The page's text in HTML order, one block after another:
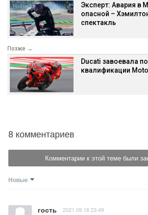
Эксперт: Авария в
опасной –
спектакль
Позже →
Ducati завоевала
квалификации
8 комментариев
Комментарии к этой теме были
Новые
гость 2021.09.18 23:49